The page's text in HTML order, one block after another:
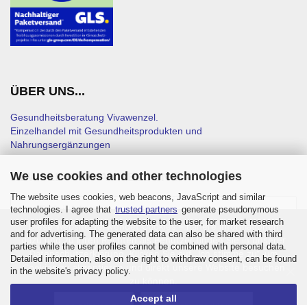
We use cookies and other technologies
The website uses cookies, web beacons, JavaScript and similar
technologies. I agree that trusted partners generate pseudonymous
user profiles for adapting the website to the user, for market research
and for advertising. The generated data can also be shared with third
parties while the user profiles cannot be combined with personal data.
Detailed information, also on the right to withdraw consent, can be found
in the website's privacy policy.
Accept all
ÜBER UNS...
Gesundheitsberatung Vivawenzel.
Einzelhandel mit Gesundheitsprodukten und
Nahrungsergänzungen
NEWSLETTER-ANMELDUNG
Diese Website verwendet Cookies – nähere Informationen
dazu und zu Ihren Rechten als Benutzer finden Sie in unserer
Datenschutzerklärung. Klicken Sie auf „Ich stimme zu“, um
Cookies zu akzeptieren und direkt unsere Website besuchen